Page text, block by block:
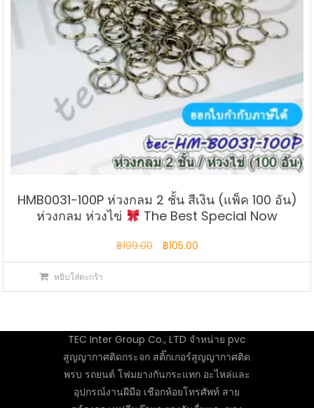
HMB0031-100P ห่วงกลม 2 ชั้น สีเงิน (แพ็ค 100 อัน)
ห่วงกลม ห่วงไข่
The Best Special Now
฿199.00
Original
price
฿105.00Current
price
หยิบใส่ตะกร้า
TEC Inter Group Co., LTD จำหน่าย pvc
สูญญากาศติดกระจก สติ๊กเกอร์สูญญากาศติด
พรบ รถยนต์ โฟมยางกันกระแทก อะไหล่และ
อุปกรณ์งานฝีมือ เชือกห้อยโทรศัพท์ สาย